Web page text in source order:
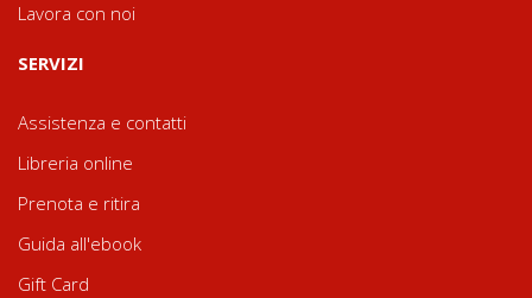
Lavora con noi
SERVIZI
Assistenza e contatti
Libreria online
Prenota e ritira
Guida all'ebook
Gift Card